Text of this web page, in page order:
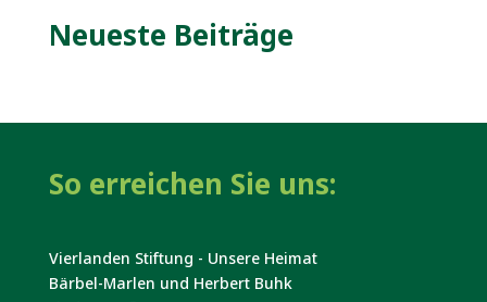
Neueste Beiträge
So erreichen Sie uns:
Vierlanden Stiftung - Unsere Heimat
Bärbel-Marlen und Herbert Buhk